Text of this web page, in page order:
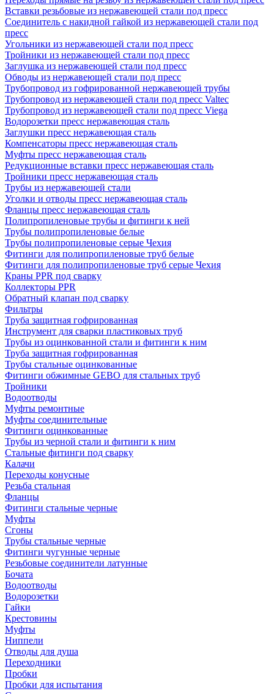
Вставки резьбовые из нержавеющей стали под пресс
Соединитель с накидной гайкой из нержавеющей стали под
пресс
Угольники из нержавеющей стали под пресс
Тройники из нержавеющей стали под пресс
Заглушка из нержавеющей стали под пресс
Обводы из нержавеющей стали под пресс
Трубопровод из гофрированной нержавеющей трубы
Трубопровод из нержавеющей стали под пресс Valtec
Трубопровод из нержавеющей стали под пресс Viega
Водорозетки пресс нержавеющая сталь
Заглушки пресс нержавеющая сталь
Компенсаторы пресс нержавеющая сталь
Муфты пресс нержавеющая сталь
Редукционные вставки пресс нержавеющая сталь
Тройники пресс нержавеющая сталь
Трубы из нержавеющей стали
Уголки и отводы пресс нержавеющая сталь
Фланцы пресс нержавеющая сталь
Полипропиленовые трубы и фитинги к ней
Трубы полипропиленовые белые
Трубы полипропиленовые серые Чехия
Фитинги для полипропиленовые труб белые
Фитинги для полипропиленовые труб серые Чехия
Краны PPR под сварку
Коллекторы PPR
Обратный клапан под сварку
Фильтры
Труба защитная гофрированная
Инструмент для сварки пластиковых труб
Трубы из оцинкованной стали и фитинги к ним
Труба защитная гофрированная
Трубы стальные оцинкованные
Фитинги обжимные GEBO для стальных труб
Тройники
Водоотводы
Муфты ремонтные
Муфты соединительные
Фитинги оцинкованные
Трубы из черной стали и фитинги к ним
Стальные фитинги под сварку
Калачи
Переходы конусные
Резьба стальная
Фланцы
Фитинги стальные черные
Муфты
Сгоны
Трубы стальные черные
Фитинги чугунные черные
Резьбовые соединители латунные
Бочата
Водоотводы
Водорозетки
Гайки
Крестовины
Муфты
Ниппели
Отводы для душа
Переходники
Пробки
Пробки для испытания